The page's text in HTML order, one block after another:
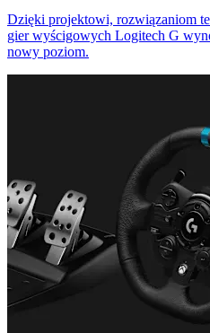
Dzięki projektowi, rozwiązaniom
gier wyścigowych Logitech G
nowy poziom.